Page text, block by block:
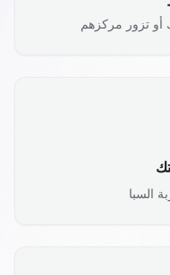
تزور مركزهم
السبا